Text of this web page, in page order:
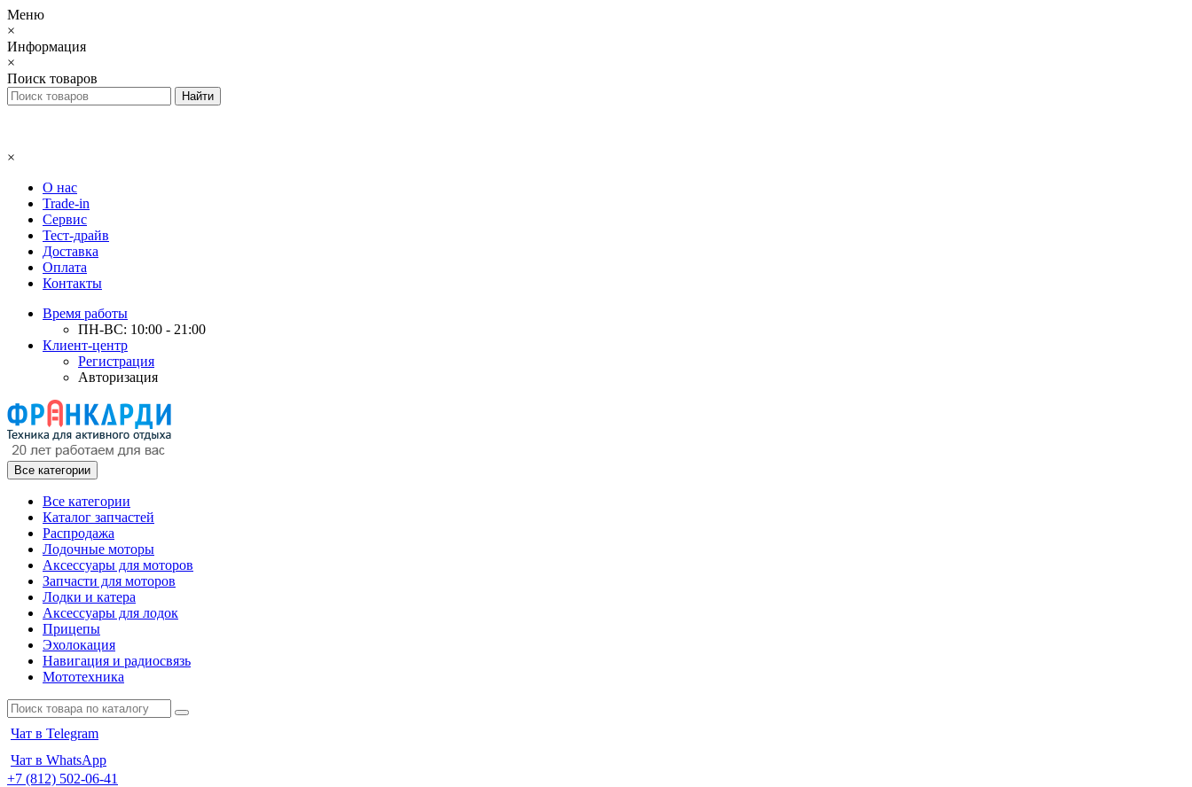
Меню
×
Информация
×
Поиск товаров
×
О нас
Trade-in
Сервис
Тест-драйв
Доставка
Оплата
Контакты
Время работы
ПН-ВС: 10:00 - 21:00
Клиент-центр
Регистрация
Авторизация
Все категории
Все категории
Каталог запчастей
Распродажа
Лодочные моторы
Аксессуары для моторов
Запчасти для моторов
Лодки и катера
Аксессуары для лодок
Прицепы
Эхолокация
Навигация и радиосвязь
Мототехника
Чат в Telegram
Чат в WhatsApp
+7 (812) 502-06-41